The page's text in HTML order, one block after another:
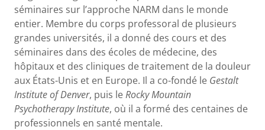
séminaires sur l’approche NARM dans le monde
entier. Membre du corps professoral de plusieurs
grandes universités, il a donné des cours et des
séminaires dans des écoles de médecine, des
hôpitaux et des cliniques de traitement de la douleur
aux États-Unis et en Europe. Il a co-fondé le Gestalt
Institute of Denver, puis leRocky Mountain
Psychotherapy Institute, où il a formé des centaines de
professionnels en santé mentale.